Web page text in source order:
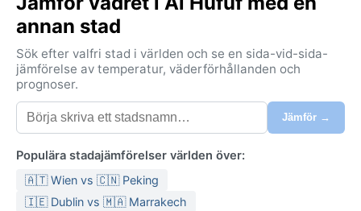
annan stad
Sök efter valfri stad i världen och se en sida-vid-sida-
jämförelse av temperatur, väderförhållanden och
prognoser.
Jämför →
Populära stadajämförelser världen över:
🇦🇹 Wien vs 🇨🇳 Peking
🇮🇪 Dublin vs 🇲🇦 Marrakech